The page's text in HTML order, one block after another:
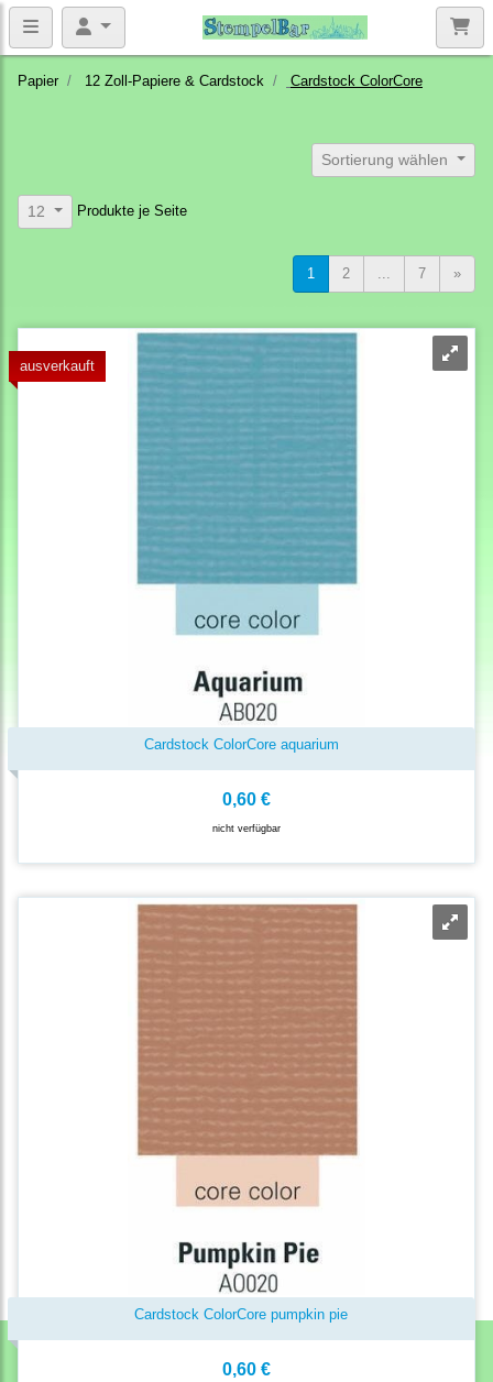
Papier 12 Zoll-Papiere & Cardstock Cardstock ColorCore
Sortierung wählen
12 Produkte je Seite
1 2 ... 7 »
ausverkauft
Cardstock ColorCore aquarium
0,60 €
nicht verfügbar
Cardstock ColorCore pumpkin pie
0,60 €